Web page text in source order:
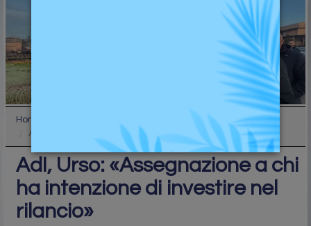
Home
AdI, Urso: «Assegnazione a chi ha intenzione di in...
AdI, Urso: «Assegnazione a chi
ha intenzione di investire nel
rilancio»